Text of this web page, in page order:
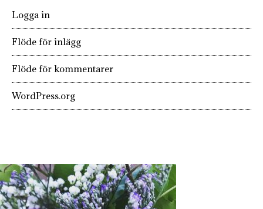
Logga in
Flöde för inlägg
Flöde för kommentarer
WordPress.org